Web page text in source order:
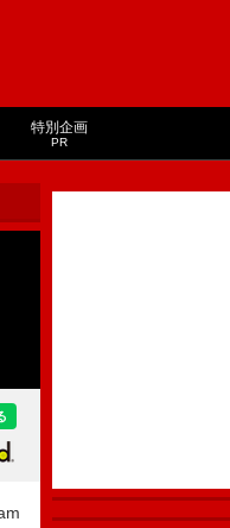
特別企画
PR